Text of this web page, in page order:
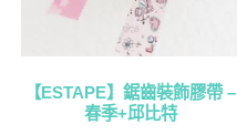
【ESTAPE】鋸齒裝飾膠帶 –
春季+邱比特